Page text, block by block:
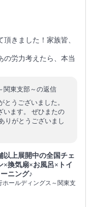
きました！家族皆、
労力考えたら、本当
関東支部～の返信
うございました。
います。 ぜひまたの
りがとうございまし
以上展開中の全国チェ
×換気扇×お風呂×トイ
ニング♪
ホールディングス～関東支